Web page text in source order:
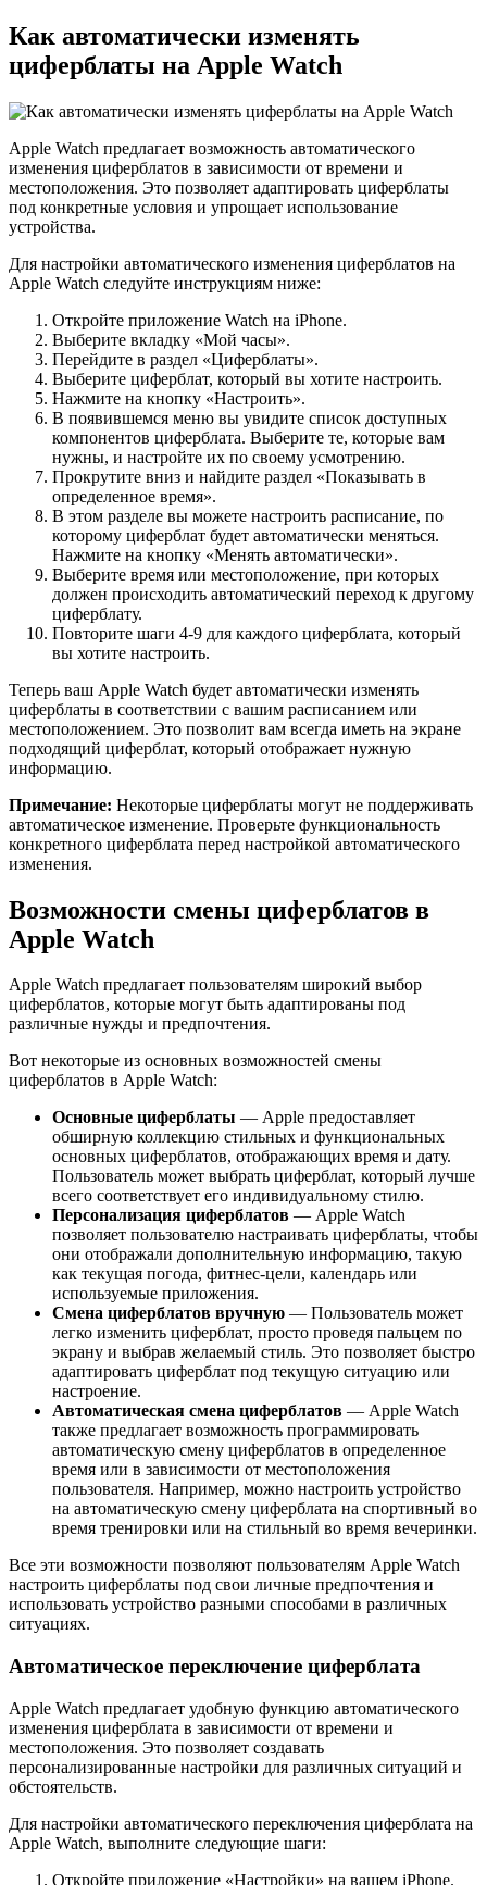
Как автоматически изменять
циферблаты на Apple Watch
Apple Watch предлагает возможность автоматического
изменения циферблатов в зависимости от времени и
местоположения. Это позволяет адаптировать циферблаты
под конкретные условия и упрощает использование
устройства.
Для настройки автоматического изменения циферблатов на
Apple Watch следуйте инструкциям ниже:
Откройте приложение Watch на iPhone.
Выберите вкладку «Мой часы».
Перейдите в раздел «Циферблаты».
Выберите циферблат, который вы хотите настроить.
Нажмите на кнопку «Настроить».
В появившемся меню вы увидите список доступных
компонентов циферблата. Выберите те, которые вам
нужны, и настройте их по своему усмотрению.
Прокрутите вниз и найдите раздел «Показывать в
определенное время».
В этом разделе вы можете настроить расписание, по
которому циферблат будет автоматически меняться.
Нажмите на кнопку «Менять автоматически».
Выберите время или местоположение, при которых
должен происходить автоматический переход к другому
циферблату.
Повторите шаги 4-9 для каждого циферблата, который
вы хотите настроить.
Теперь ваш Apple Watch будет автоматически изменять
циферблаты в соответствии с вашим расписанием или
местоположением. Это позволит вам всегда иметь на экране
подходящий циферблат, который отображает нужную
информацию.
Примечание: Некоторые циферблаты могут не поддерживать
автоматическое изменение. Проверьте функциональность
конкретного циферблата перед настройкой автоматического
изменения.
Возможности смены циферблатов в
Apple Watch
Apple Watch предлагает пользователям широкий выбор
циферблатов, которые могут быть адаптированы под
различные нужды и предпочтения.
Вот некоторые из основных возможностей смены
циферблатов в Apple Watch:
Основные циферблаты — Apple предоставляет
обширную коллекцию стильных и функциональных
основных циферблатов, отображающих время и дату.
Пользователь может выбрать циферблат, который лучше
всего соответствует его индивидуальному стилю.
Персонализация циферблатов — Apple Watch
позволяет пользователю настраивать циферблаты, чтобы
они отображали дополнительную информацию, такую
как текущая погода, фитнес-цели, календарь или
используемые приложения.
Смена циферблатов вручную — Пользователь может
легко изменить циферблат, просто проведя пальцем по
экрану и выбрав желаемый стиль. Это позволяет быстро
адаптировать циферблат под текущую ситуацию или
настроение.
Автоматическая смена циферблатов — Apple Watch
также предлагает возможность программировать
автоматическую смену циферблатов в определенное
время или в зависимости от местоположения
пользователя. Например, можно настроить устройство
на автоматическую смену циферблата на спортивный во
время тренировки или на стильный во время вечеринки.
Все эти возможности позволяют пользователям Apple Watch
настроить циферблаты под свои личные предпочтения и
использовать устройство разными способами в различных
ситуациях.
Автоматическое переключение циферблата
Apple Watch предлагает удобную функцию автоматического
изменения циферблата в зависимости от времени и
местоположения. Это позволяет создавать
персонализированные настройки для различных ситуаций и
обстоятельств.
Для настройки автоматического переключения циферблата на
Apple Watch, выполните следующие шаги:
Откройте приложение «Настройки» на вашем iPhone.